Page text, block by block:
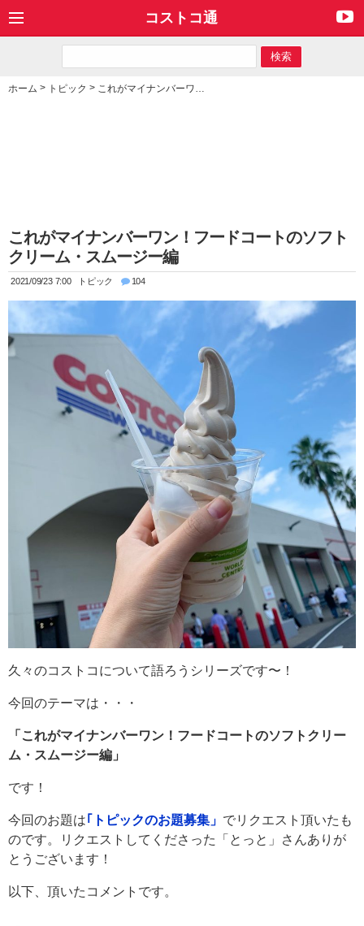
コストコ通
ホーム > トピック > これがマイナンバーワン！フードコートのソフトクリーム・スムージー編
これがマイナンバーワン！フードコートのソフト
クリーム・スムージー編
2021/09/23 7:00 トピック 104
久々のコストコについて語ろうシリーズです〜！
今回のテーマは・・・
「これがマイナンバーワン！フードコートのソフトクリー
ム・スムージー編」
です！
今回のお題は｢トピックのお題募集」 でリクエスト頂いたも
のです。リクエストしてくださった「とっと」さんありが
とうございます！
以下、頂いたコメントです。